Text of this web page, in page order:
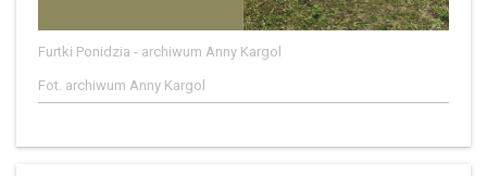
Furtki Ponidzia - archiwum Anny Kargol
Fot. archiwum Anny Kargol